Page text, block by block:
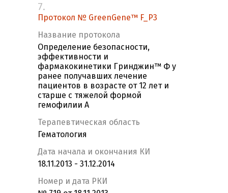
7.
Протокол № GreenGene™ F_P3
Название протокола
Определение безопасности,
эффективности и
фармакокинетики Гринджин™ Ф у
ранее получавших лечение
пациентов в возрасте от 12 лет и
старше с тяжелой формой
гемофилии А
Терапевтическая область
Гематология
Дата начала и окончания КИ
18.11.2013 - 31.12.2014
Номер и дата РКИ